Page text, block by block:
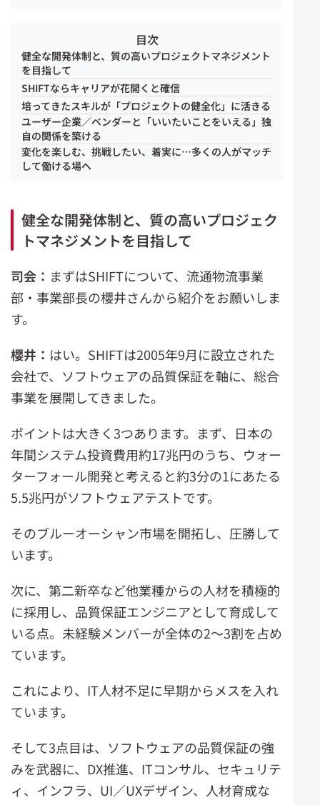
目次
健全な開発体制と、質の高いプロジェクトマネジメント
を目指して
SHIFTならキャリアが花開くと確信
培ってきたスキルが「プロジェクトの健全化」に活きる
ユーザー企業／ベンダーと「いいたいことをいえる」独
自の関係を築ける
変化を楽しむ、挑戦したい、着実に…多くの人がマッチ
して働ける場へ
健全な開発体制と、質の高いプロジェク
トマネジメントを目指して
司会： まずはSHIFTについて、流通物流事業
部・事業部長の櫻井さんから紹介をお願いしま
す。
櫻井： はい。SHIFTは2005年9月に設立された
会社で、ソフトウェアの品質保証を軸に、総合
事業を展開してきました。
ポイントは大きく3つあります。まず、日本の
年間システム投資費用約17兆円のうち、ウォー
ターフォール開発と考えると約3分の1にあたる
5.5兆円がソフトウェアテストです。
そのブルーオーシャン市場を開拓し、圧勝して
います。
次に、第二新卒など他業種からの人材を積極的
に採用し、品質保証エンジニアとして育成して
いる点。未経験メンバーが全体の2～3割を占め
ています。
これにより、IT人材不足に早期からメスを入れ
ています。
そして3点目は、ソフトウェアの品質保証の強
みを武器に、DX推進、ITコンサル、セキュリテ
ィ、インフラ、UI／UXデザイン、人材育成な